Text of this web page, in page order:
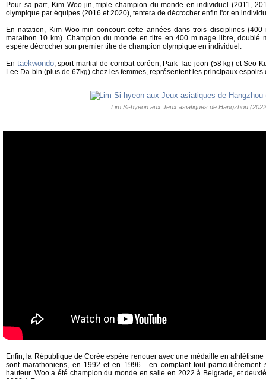
Pour sa part, Kim Woo-jin, triple champion du monde en individuel (2011,
olympique par équipes (2016 et 2020), tentera de décrocher enfin l'or en
En natation, Kim Woo-min concourt cette années dans trois disciplines
marathon 10 km). Champion du monde en titre en 400 m nage libre, doublé
espère décrocher son premier titre de champion olympique en individuel.
En taekwondo, sport martial de combat coréen, Park Tae-joon (58 kg) et Seo
Lee Da-bin (plus de 67kg) chez les femmes, représentent les principaux espoirs
Lim Si-hyeon aux Jeux asiatiques de Hangzhou
Enfin, la République de Corée espère renouer avec une médaille en
sont marathoniens, en 1992 et en 1996 - en comptant tout particulièrement
hauteur. Woo a été champion du monde en salle en 2022 à Belgrade, et